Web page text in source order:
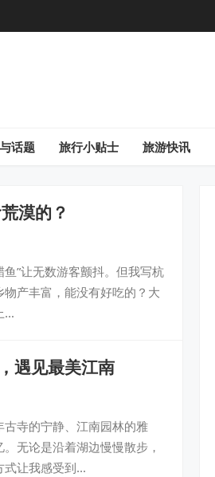
话题 旅行小贴士 旅游快讯
漠的？
”让无数游客颤抖。但我写杭
产丰富，能没有好吃的？大
…
遇见最美江南
寺的宁静、江南园林的雅
无论是沿着湖边慢慢散步，
式让我感受到…